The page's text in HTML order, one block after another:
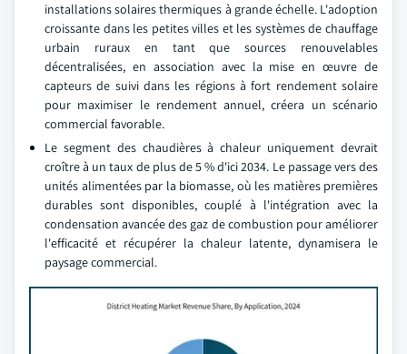
installations solaires thermiques à grande échelle. L'adoption
croissante dans les petites villes et les systèmes de chauffage
urbain ruraux en tant que sources renouvelables
décentralisées, en association avec la mise en œuvre de
capteurs de suivi dans les régions à fort rendement solaire
pour maximiser le rendement annuel, créera un scénario
commercial favorable.
Le segment des chaudières à chaleur uniquement devrait
croître à un taux de plus de 5 % d'ici 2034. Le passage vers des
unités alimentées par la biomasse, où les matières premières
durables sont disponibles, couplé à l'intégration avec la
condensation avancée des gaz de combustion pour améliorer
l'efficacité et récupérer la chaleur latente, dynamisera le
paysage commercial.